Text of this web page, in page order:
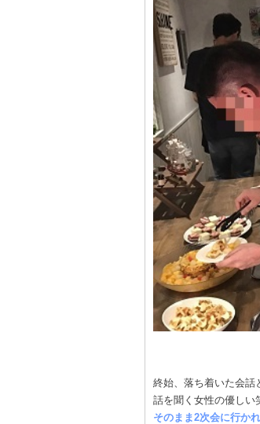
終始、落ち着いた会話
話を聞く女性の優しい
そのまま2次会に行か